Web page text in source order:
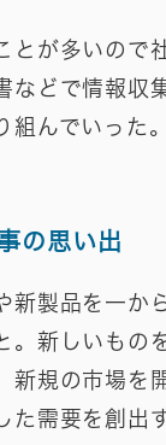
とが多いので
などで情報収
組んでいった。
の思い出
新製品を一か
。新しいもの
新規の市場を
た需要を創出